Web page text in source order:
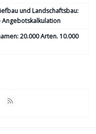
und Landschaftsbau:
20.000 Arten. 10.000